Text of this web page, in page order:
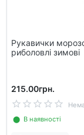
Рукавички
риболовлі зимові
215.00грн.
⬤ В наявності